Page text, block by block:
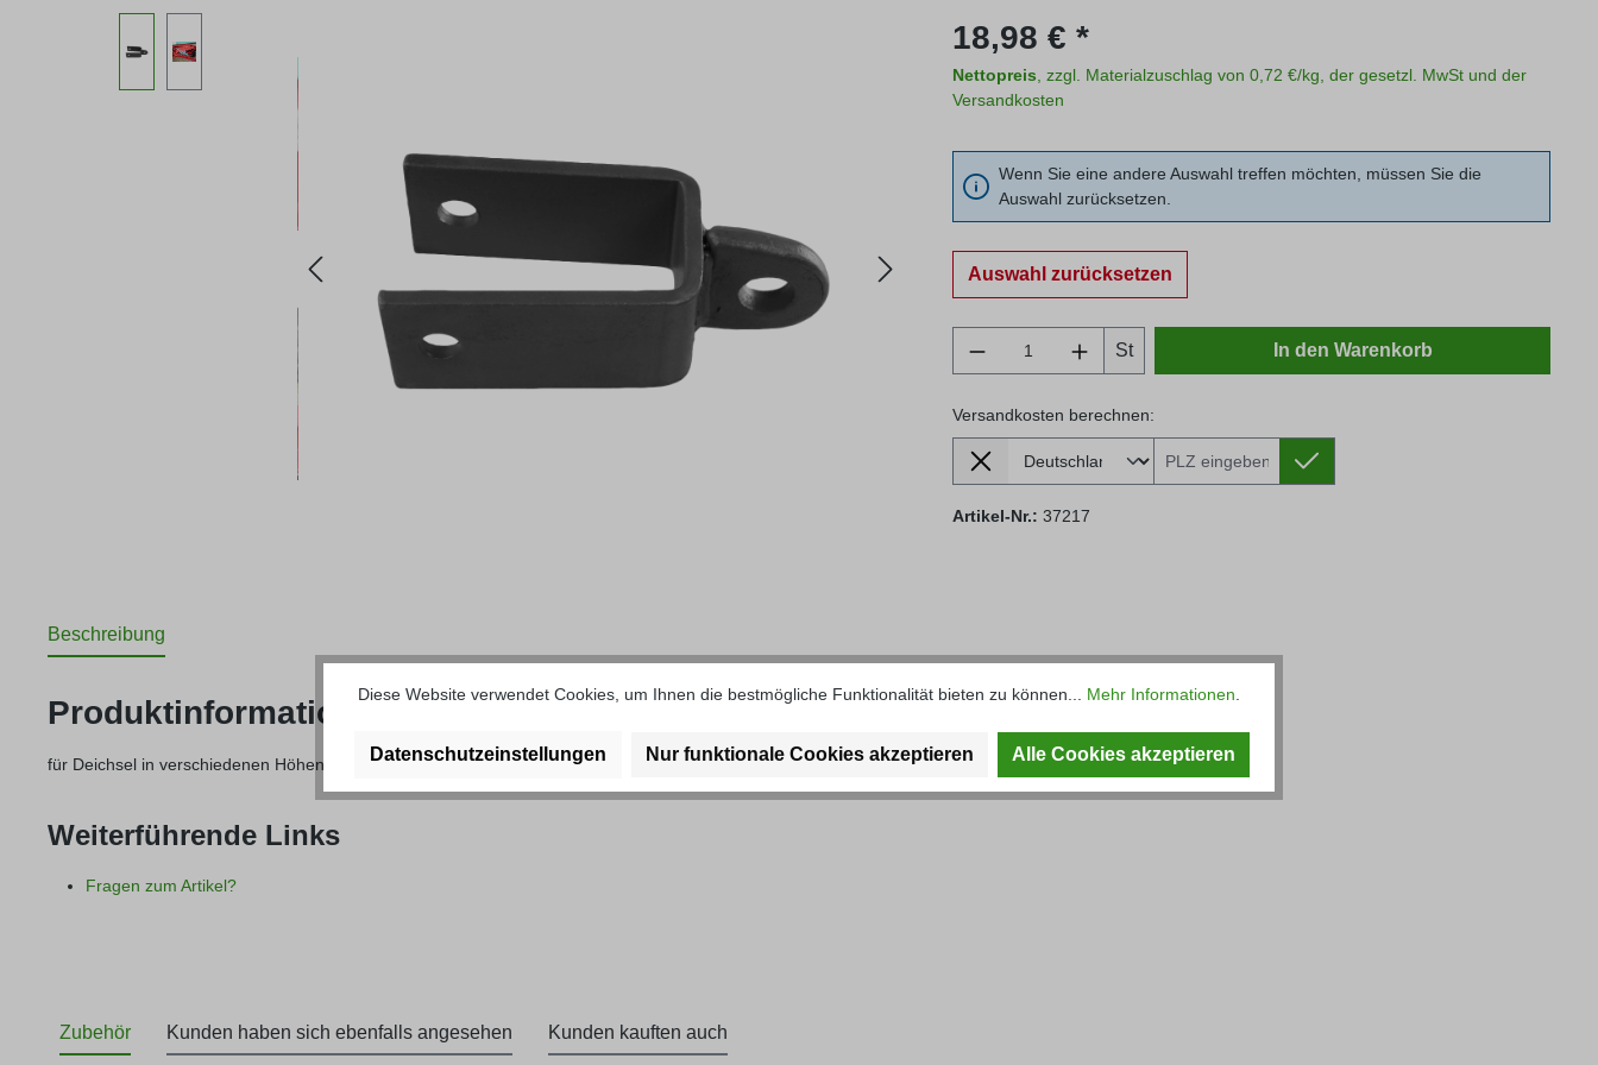
Regulärer Preis:
18,98 € *
Nettopreis , zzgl. Materialzuschlag von 0,72 €/kg, der gesetzl. MwSt und der
Versandkosten
Wenn Sie eine andere Auswahl treffen möchten, müssen Sie die
Auswahl zurücksetzen.
Auswahl zurücksetzen
Produkt Anzahl: Gib den gewünschten Wert ein
St In den Warenkorb
Versandkosten berechnen:
Lieferland
Versandkosten berechnen:
Artikel-Nr.: 37217
Beschreibung
Produktinformationen "Aufschraubraste"
für Deichsel in verschiedenen Höhen erhältlich
Weiterführende Links
Fragen zum Artikel?
Zubehör Kunden haben sich ebenfalls angesehen Kunden kauften auch
Diese Website verwendet Cookies, um Ihnen die bestmögliche Funktionalität bieten zu können... Mehr Informationen.
Datenschutzeinstellungen Nur funktionale Cookies akzeptieren Alle Cookies akzeptieren